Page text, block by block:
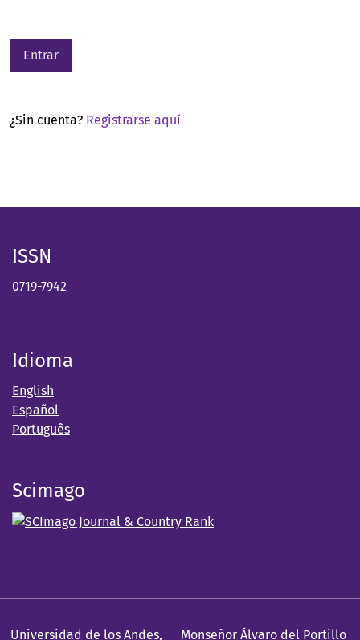
Entrar
¿Sin cuenta? Registrarse aquí
ISSN
0719-7942
Idioma
English
Español
Português
Scimago
Universidad de los Andes, Monseñor Álvaro del Portillo